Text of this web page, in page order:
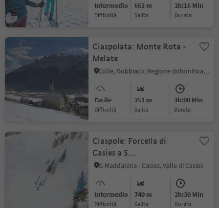
Intermedio
Difficoltà
663 m
Salita
2h:16 Min
durata
Ciaspolata: Monte Rota -
Melate
Colle, Dobbiaco, Regione dolomitica 3 Cime
Facile
Difficoltà
251 m
Salita
3h:00 Min
durata
Ciaspole: Forcella di
Casies a S.
Maddalena/Valle di Casies
S. Maddalena - Casies, Valle di Casies
Intermedio
Difficoltà
740 m
Salita
2h:30 Min
durata